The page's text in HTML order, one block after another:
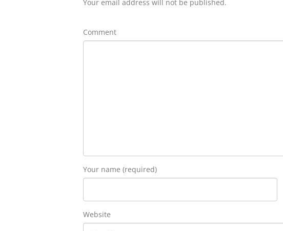
Your email address will not be published.
Comment
Your name (required)
Website